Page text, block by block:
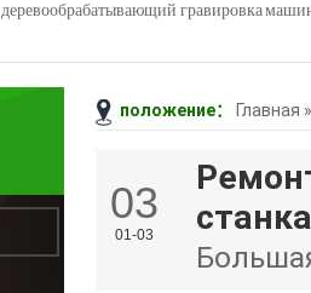
деревообрабатывающий гравировка
положение： Главная
03
01-03
станка